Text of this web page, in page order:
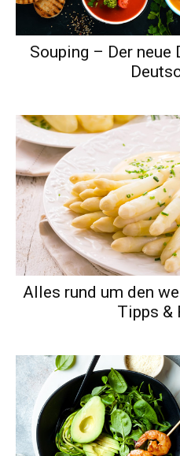
Souping – Der neue
Alles rund um den
Tipps &